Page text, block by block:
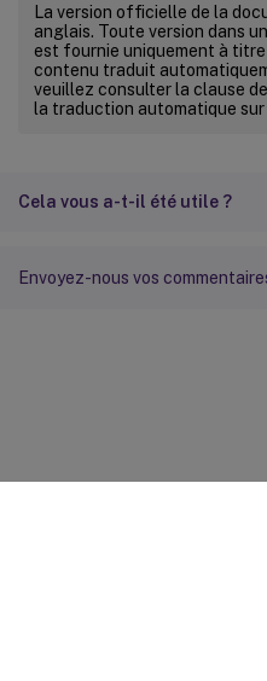
- **
-
** Supprimer
-
**S
La version officielle de la
anglais. Toute version dans
est fournie uniquement à
contenu traduit
veuillez consulter la clause
la traduction automatique sur
Cela vous a-t-il été utile ?
Envoyez-nous vos